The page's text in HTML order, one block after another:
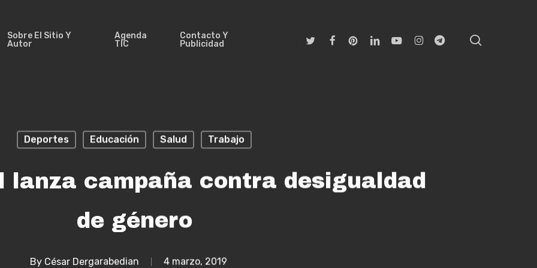
Sobre El Sitio Y
Autor
Agenda
TIC
Contacto Y
Publicidad
TwitterFacebookPinterestLinkedinYoutubeInstagramTelegram
Deportes Educación Salud Trabajo
lanza campaña contra desigualdad
de género
By César Dergarabedian 4 marzo, 2019